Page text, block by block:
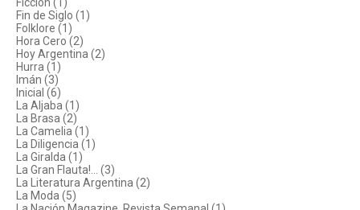
Fin de Siglo (1)
Folklore (1)
Hora Cero (2)
Hoy Argentina (2)
Hurra (1)
Imán (3)
Inicial (6)
La Aljaba (1)
La Brasa (2)
La Camelia (1)
La Diligencia (1)
La Giralda (1)
La Gran Flauta!... (3)
La Literatura Argentina (2)
La Moda (5)